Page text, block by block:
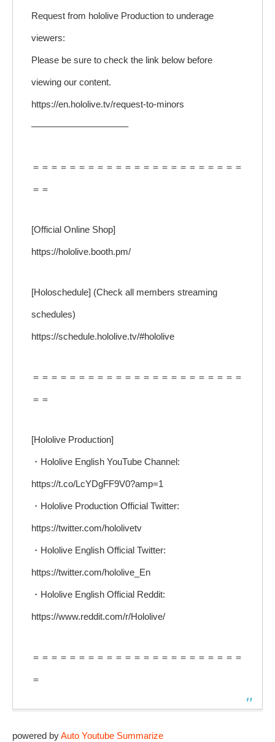
Request from hololive Production to underage
viewers:
Please be sure to check the link below before
viewing our content.
https://en.hololive.tv/request-to-minors
——————————–
＝＝＝＝＝＝＝＝＝＝＝＝＝＝＝＝＝＝＝＝＝＝＝
＝＝
[Official Online Shop]
https://hololive.booth.pm/
[Holoschedule] (Check all members streaming
schedules)
https://schedule.hololive.tv/#hololive
＝＝＝＝＝＝＝＝＝＝＝＝＝＝＝＝＝＝＝＝＝＝＝
＝＝
[Hololive Production]
・Hololive English YouTube Channel:
https://t.co/LcYDgFF9V0?amp=1
・Hololive Production Official Twitter:
https://twitter.com/hololivetv
・Hololive English Official Twitter:
https://twitter.com/hololive_En
・Hololive English Official Reddit:
https://www.reddit.com/r/Hololive/
＝＝＝＝＝＝＝＝＝＝＝＝＝＝＝＝＝＝＝＝＝＝＝
＝
powered byAuto Youtube Summarize